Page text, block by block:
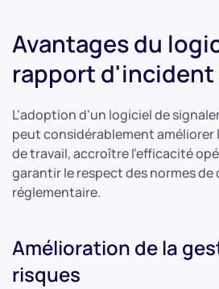
Avantages du
rapport d'incident
L'adoption d'un logiciel de
peut considérablement améliorer
de travail, accroître l'efficacité
garantir le respect des normes
réglementaire.
Amélioration de la
risques